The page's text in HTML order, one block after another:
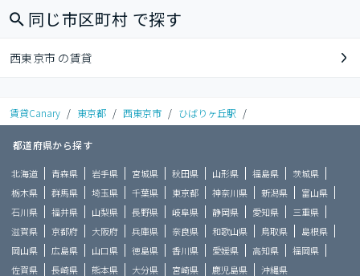
同じ市区町村 で探す
西東京市 の賃貸
賃貸Canary / 東京都 / 西東京市 / ひばりヶ丘駅 /
都道府県から探す
北海道 青森県 岩手県 宮城県 秋田県 山形県 福島県
茨城県
栃木県
群馬県 埼玉県 千葉県 東京都 神奈川県 新潟県
富山県
石川県
福井県 山梨県 長野県 岐阜県 静岡県 愛知県
三重県
滋賀県
京都府 大阪府 兵庫県 奈良県 和歌山県 鳥取県
島根県
岡山県
広島県 山口県 徳島県 香川県 愛媛県 高知県
福岡県
佐賀県
長崎県 熊本県 大分県 宮崎県 鹿児島県 沖縄県